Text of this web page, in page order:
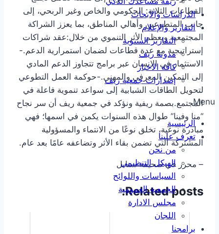
الدراسات والابحاث
التقارير والإعلام
التقارير السنوية
مدونة ريف
كافة الاخبار
إصدارات جمعية ريف
Menu
الرئيسية
تعرف علينا
من نحن
الهيكل التنظيمي
السياسات واللوائح
الجمعية العمومية
مجلس الادارة
اللجان
برامجنا
القطاعات الثلاثة: الحكومي والخاص وغير الربحي، إلى
جانب المتطوعين وأهالي المناطق، بما يعزز الشراكة
المجتمعية ويعظم الأثر التنموي من خلال:عقد شراكات
إستراتيجية مع عدة قطاعات لضمان استمرارية الدعم.-
الاستثمار في الإنسان عبر برامج تتجاوز الدعم المادي
إلى التمكين المعرفي والمهني.-حوكمة العمل التطوعي
لتحويل الطاقات الشبابية إلى سواعد تنموية فاعلة في
المجتمع.بصمة ريفية ونؤكد في جمعية ريف أن سر نجاح
“منا وفينا” طوال هذه السنوات يكمن في اسمها؛ فهي
مبادرة نوعية، تخلق نوعًا من الانتماء والمسؤولية
المشتركة التي تضمن بقاء الأثر وتضاعفه عامًا بعد عام.
– محرر في صحيفة سنابل
Related posts: